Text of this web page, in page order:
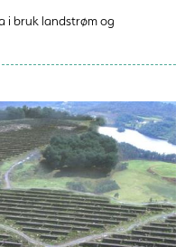
i bruk landstrøm og